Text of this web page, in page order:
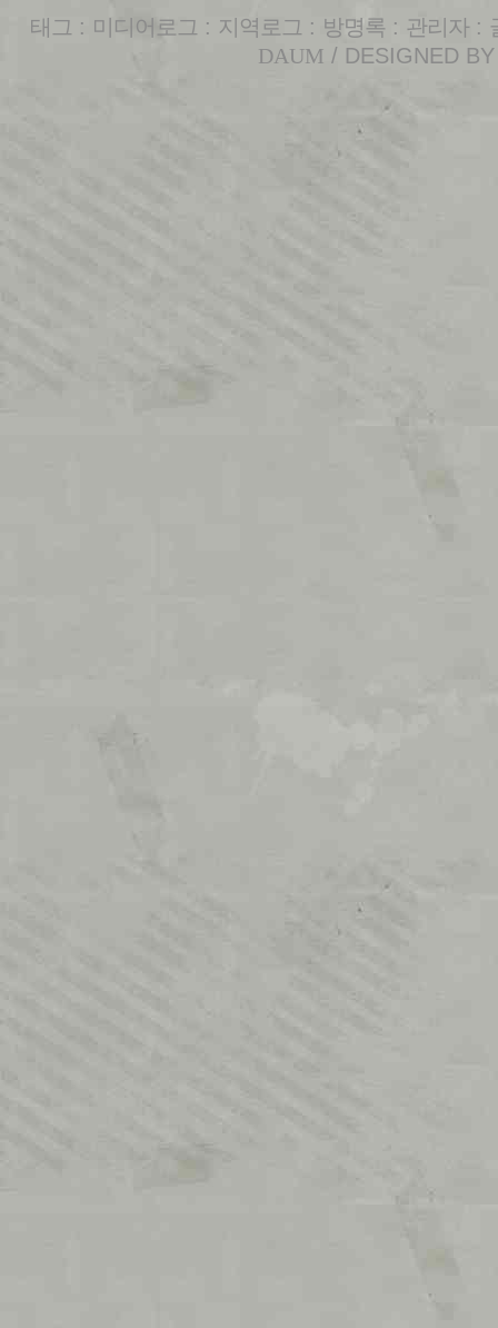
태그 : 미디어로그 : 지역로그 : 방명록 : 관리자 :
DAUM / DESIGNED